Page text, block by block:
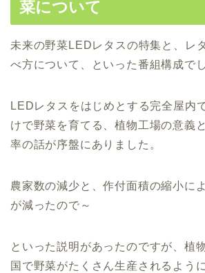
菜について
未来の野菜LEDレタスの特集と、レ
べ方について、といった番組構成でし
LEDレタスをはじめとする完全屋内
けで野菜を育てる、植物工場の意義
率の話が序盤にありました。
農家数の減少と、作付面積の縮小に
が減ったので～
といった説明があったのですが、植
国で野菜がたくさん生産されるよう